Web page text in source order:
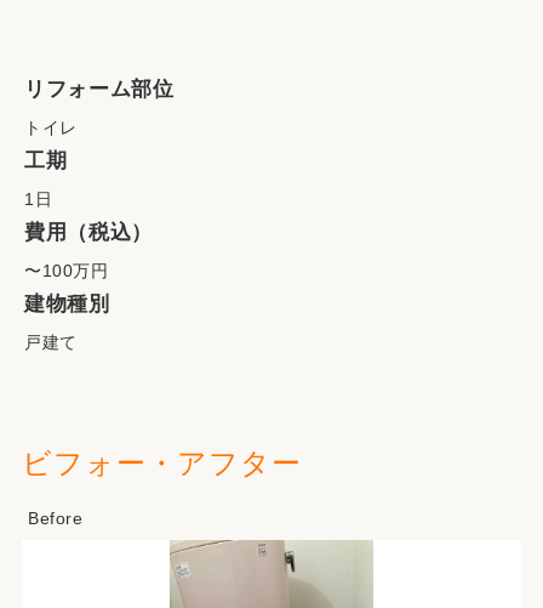
リフォーム部位
トイレ
工期
1日
費用（税込）
〜100万円
建物種別
戸建て
ビフォー・アフター